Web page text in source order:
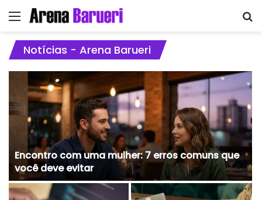
Menu
Notícias - Arena Barueri
Encontro com uma mulher: 7 erros comuns que
você deve evitar